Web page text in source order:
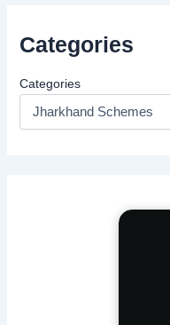
Categories
Categories